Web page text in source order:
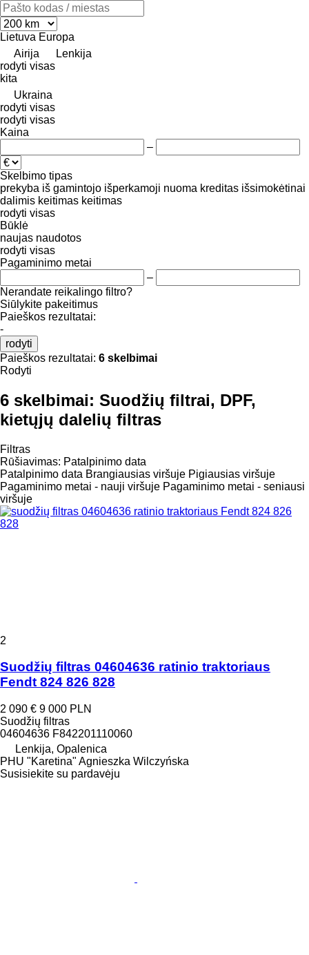
Lietuva Europa
Airija
Lenkija
rodyti visas
kita
Ukraina
rodyti visas
rodyti visas
Kaina
–
Skelbimo tipas
prekyba iš gamintojo išperkamoji nuoma kreditas išsimokėtinai
dalimis keitimas keitimas
rodyti visas
Būklė
naujas naudotos
rodyti visas
Pagaminimo metai
–
Nerandate reikalingo filtro?
Siūlykite pakeitimus
Paieškos rezultatai:
-
rodyti
Paieškos rezultatai: 6 skelbimai
Rodyti
6 skelbimai: Suodžių filtrai, DPF,
kietųjų dalelių filtras
Filtras
Rūšiavimas: Patalpinimo data
Patalpinimo data Brangiausias viršuje Pigiausias viršuje
Pagaminimo metai - nauji viršuje Pagaminimo metai - seniausi
viršuje
2
Suodžių filtras 04604636 ratinio traktoriaus
Fendt 824 826 828
2 090 € 9 000 PLN
Suodžių filtras
04604636 F842201110060
Lenkija, Opalenica
PHU "Karetina" Agnieszka Wilczyńska
Susisiekite su pardavėju